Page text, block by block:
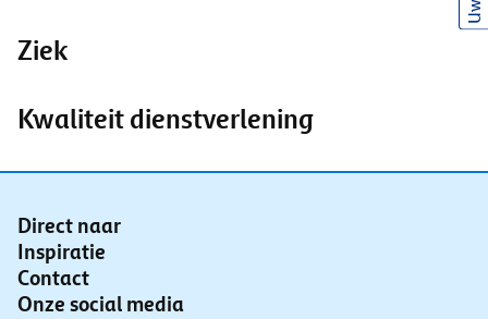
Ziek
Kwaliteit dienstverlening
Direct naar
Inspiratie
Contact
Onze social media